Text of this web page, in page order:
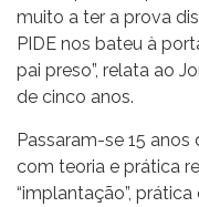
muito a ter a prova
PIDE nos bateu à
pai preso”, relata ao
de cinco anos.
Passaram-se 15
com teoria e prática
“implantação”,